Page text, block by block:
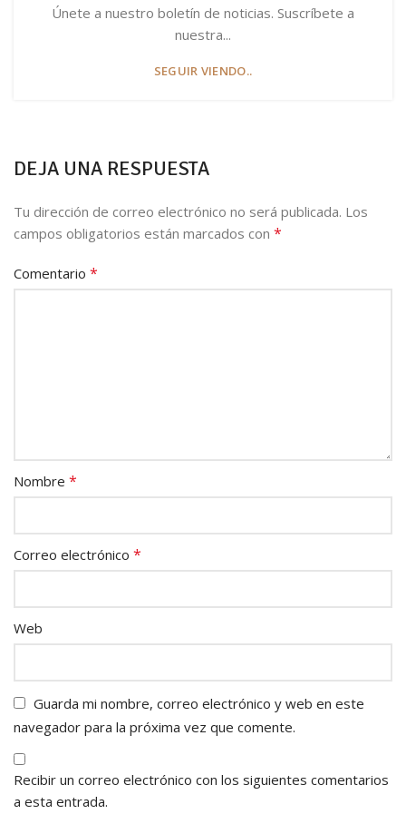
Únete a nuestro boletín de noticias. Suscríbete a
nuestra...
SEGUIR VIENDO..
DEJA UNA RESPUESTA
Tu dirección de correo electrónico no será publicada. Los
campos obligatorios están marcados con *
Comentario *
Nombre *
Correo electrónico *
Web
Guarda mi nombre, correo electrónico y web en este
navegador para la próxima vez que comente.
Recibir un correo electrónico con los siguientes comentarios
a esta entrada.